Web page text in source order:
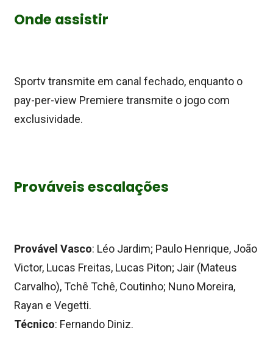
Onde assistir
Sportv transmite em canal fechado, enquanto o
pay-per-view Premiere transmite o jogo com
exclusividade.
Prováveis escalações
Provável Vasco: Léo Jardim; Paulo Henrique, João
Victor, Lucas Freitas, Lucas Piton; Jair (Mateus
Carvalho), Tchê Tchê, Coutinho; Nuno Moreira,
Rayan e Vegetti.
Técnico: Fernando Diniz.